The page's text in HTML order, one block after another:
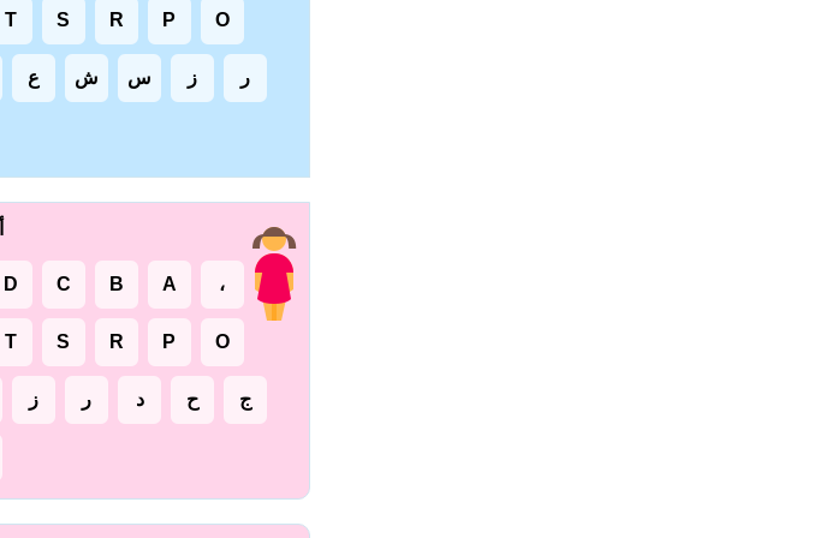
O
P
R
S
T
ر ز س ش ع
، A
B
C
D
O
P
R
S
T
ج ح د ر ز